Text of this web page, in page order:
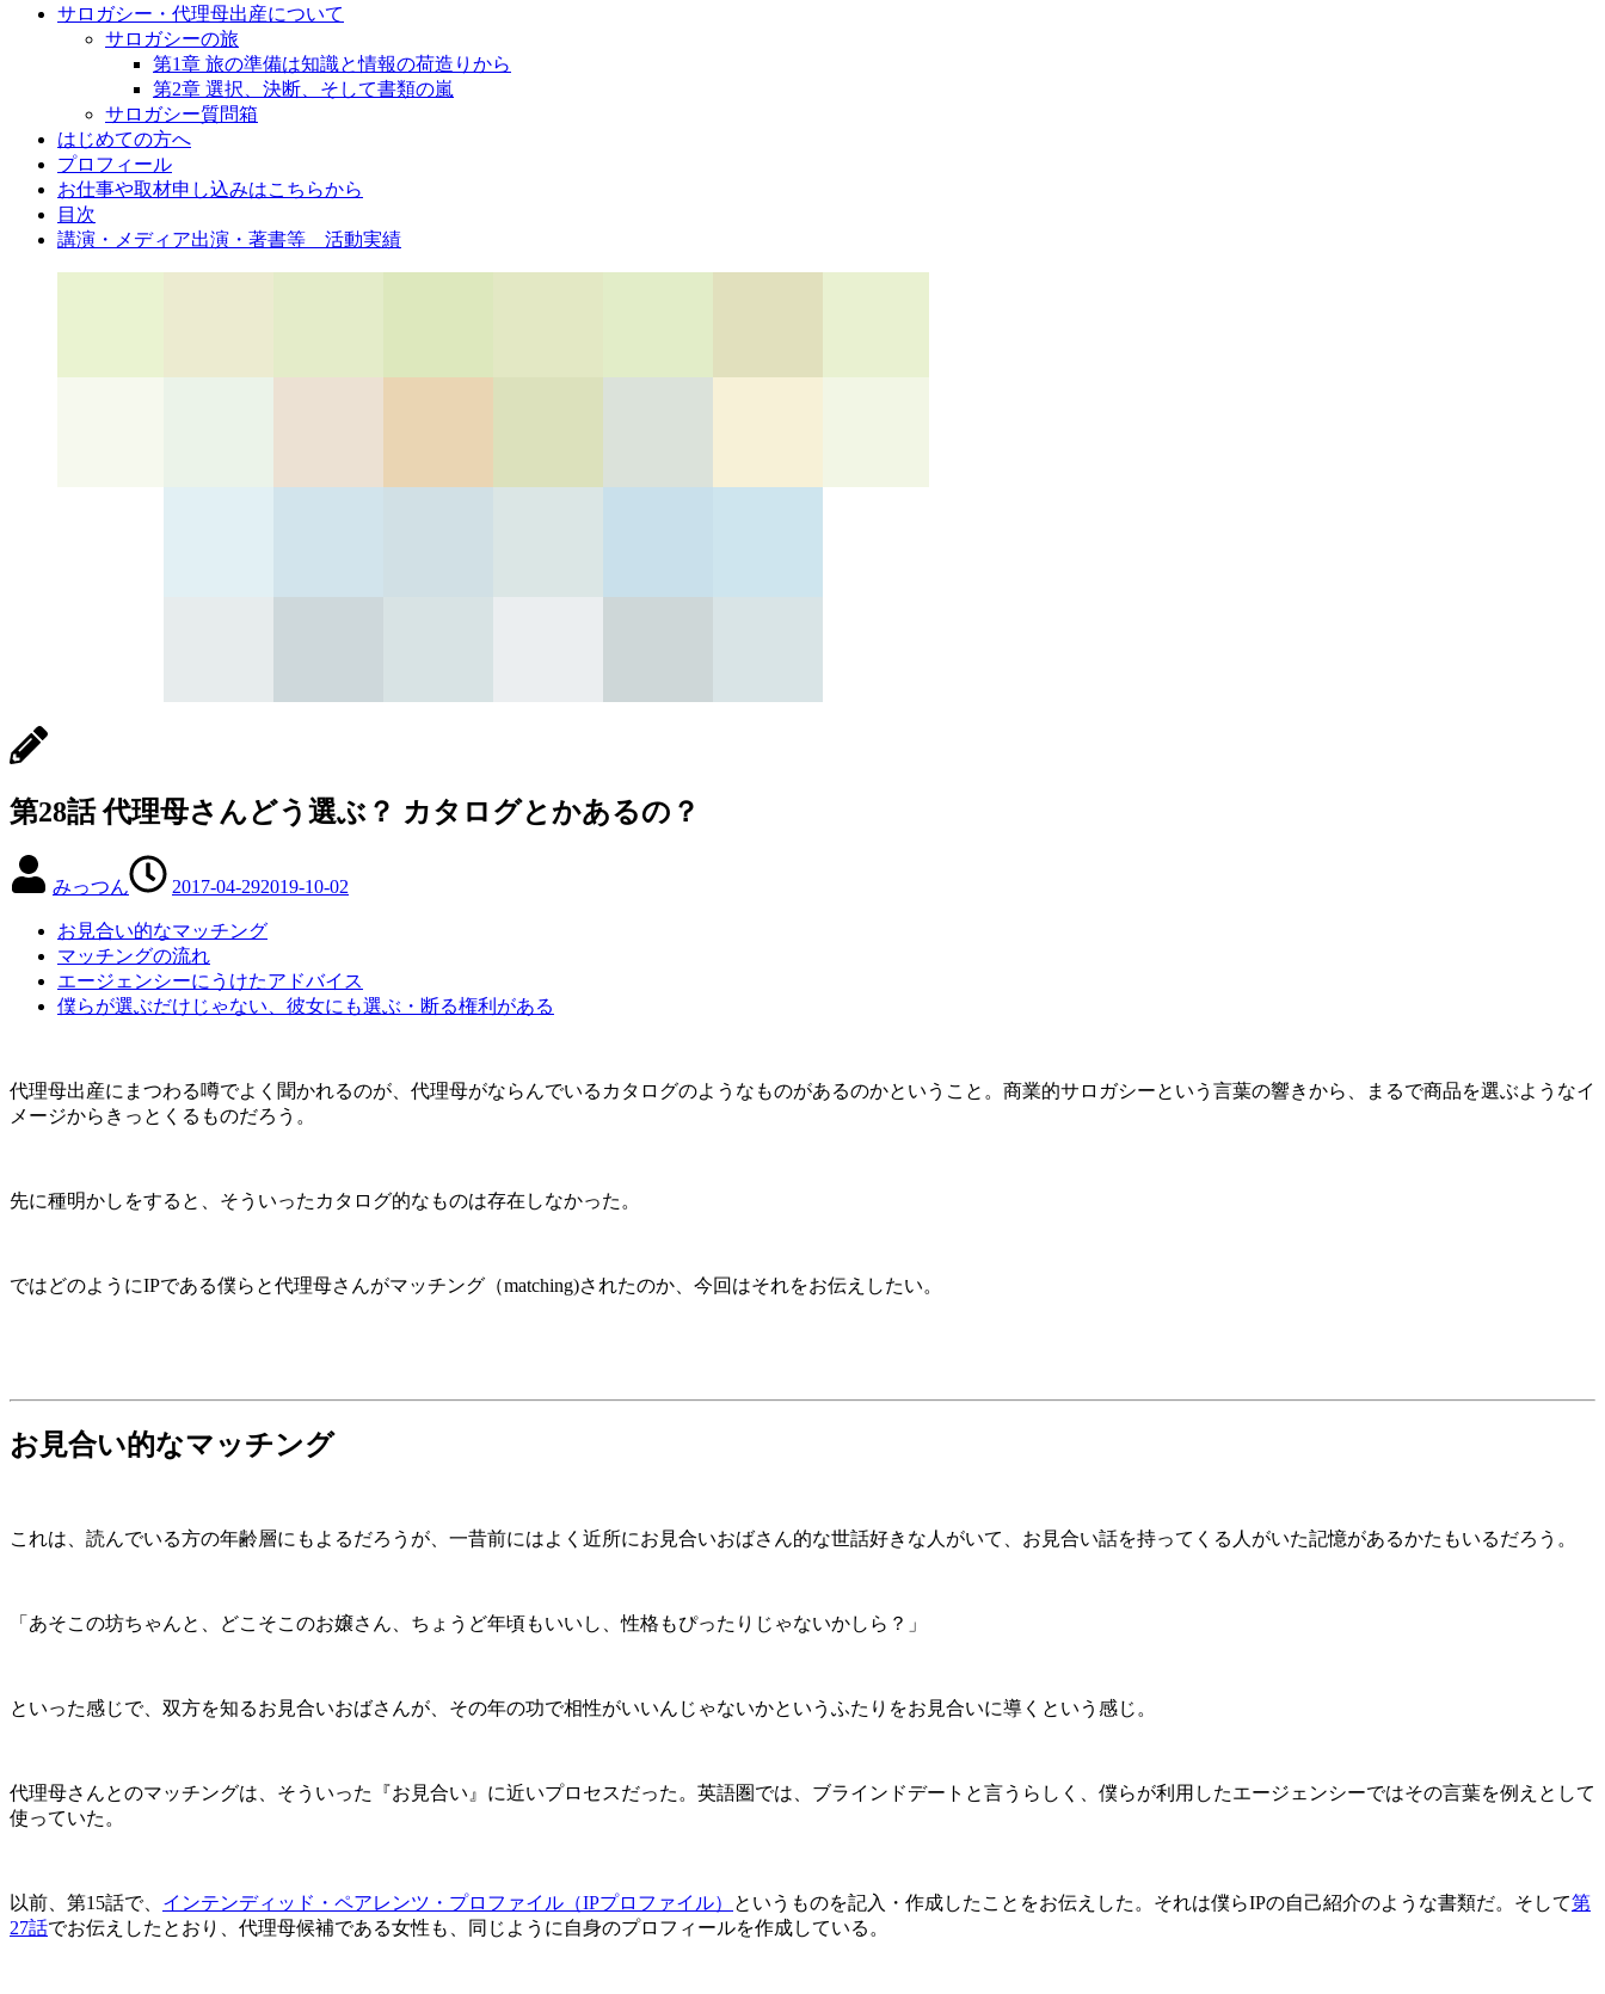
サロガシー・代理母出産について
サロガシーの旅
第1章 旅の準備は知識と情報の荷造りから
第2章 選択、決断、そして書類の嵐
サロガシー質問箱
はじめての方へ
プロフィール
お仕事や取材申し込みはこちらから
目次
講演・メディア出演・著書等 活動実績
第28話 代理母さんどう選ぶ？ カタログとかあるの？
みっつん 2017-04-292019-10-02
お見合い的なマッチング
マッチングの流れ
エージェンシーにうけたアドバイス
僕らが選ぶだけじゃない、彼女にも選ぶ・断る権利がある
代理母出産にまつわる噂でよく聞かれるのが、代理母がならんでいるカタログのようなものがあるのかということ。商業的サロガシーという言葉の響きから、まるで商品を選ぶようなイ
メージからきっとくるものだろう。
先に種明かしをすると、そういったカタログ的なものは存在しなかった。
ではどのようにIPである僕らと代理母さんがマッチング（matching)されたのか、今回はそれをお伝えしたい。
お見合い的なマッチング
これは、読んでいる方の年齢層にもよるだろうが、一昔前にはよく近所にお見合いおばさん的な世話好きな人がいて、お見合い話を持ってくる人がいた記憶があるかたもいるだろう。
「あそこの坊ちゃんと、どこそこのお嬢さん、ちょうど年頃もいいし、性格もぴったりじゃないかしら？」
といった感じで、双方を知るお見合いおばさんが、その年の功で相性がいいんじゃないかというふたりをお見合いに導くという感じ。
代理母さんとのマッチングは、そういった『お見合い』に近いプロセスだった。英語圏では、ブラインドデートと言うらしく、僕らが利用したエージェンシーではその言葉を例えとして
使っていた。
以前、第15話で、 インテンディッド・ペアレンツ・プロファイル（IPプロファイル） というものを記入・作成したことをお伝えした。それは僕らIPの自己紹介のような書類だ。そして第
27話でお伝えしたとおり、代理母候補である女性も、同じように自身のプロフィールを作成している。